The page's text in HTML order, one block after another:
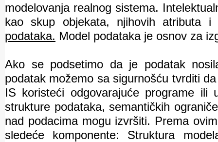
modelovanja realnog sistema.
kao skup objekata, njihovih atributa
podataka. Model podataka je osnov za
Ako se podsetimo da je podatak
podatak možemo sa sigurnošću tvrditi
IS koristeći odgovarajuće programe
strukture podataka, semantičkih
nad podacima mogu izvršiti. Prema
sledeće komponente: Struktura